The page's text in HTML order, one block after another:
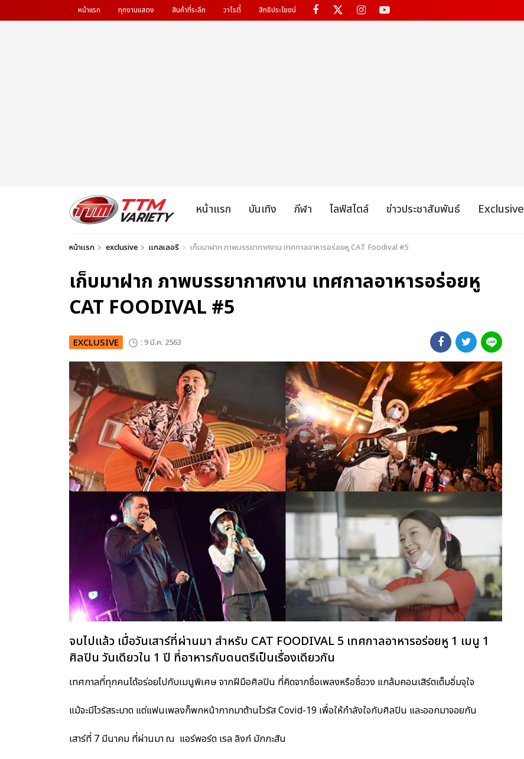
หน้าแรก ทุกงานแสดง สินค้าที่ระลึก วาไรตี้ สิทธิประโยชน์
หน้าแรก บันเทิง กีฬา ไลฟ์สไตล์ ข่าวประชาสัมพันธ์ Exclusive
หน้าแรก exclusive แกลเลอรี เก็บมาฝาก ภาพบรรยากาศงาน เทศกาลอาหารอร่อยหู CAT Foodival #5
เก็บมาฝาก ภาพบรรยากาศงาน เทศกาลอาหารอร่อยหู
CAT FOODIVAL #5
EXCLUSIVE : 9 มี.ค. 2563
จบไปแล้ว เมื่อวันเสาร์ที่ผ่านมา สำหรับ CAT FOODIVAL 5 เทศกาลอาหารอร่อยหู 1 เมนู 1
ศิลปิน วันเดียวใน 1 ปี ที่อาหารกับดนตรีเป็นเรื่องเดียวกัน
เทศกาลที่ทุกคนได้อร่อยไปกับเมนูพิเศษ จากฝีมือศิลปิน ที่คิดจากชื่อเพลงหรือชื่อวง แกล้มคอนเสิร์ตเต็มอิ่มจุใจ
แม้จะมีไวรัสระบาด แต่แฟนเพลงก็พกหน้ากากมาต้านไวรัส Covid-19 เพื่อให้กำลังใจกับศิลปิน และออกมาจอยกัน
เสาร์ที่ 7 มีนาคม ที่ผ่านมา ณ แอร์พอร์ต เรล ลิงก์ มักกะสัน